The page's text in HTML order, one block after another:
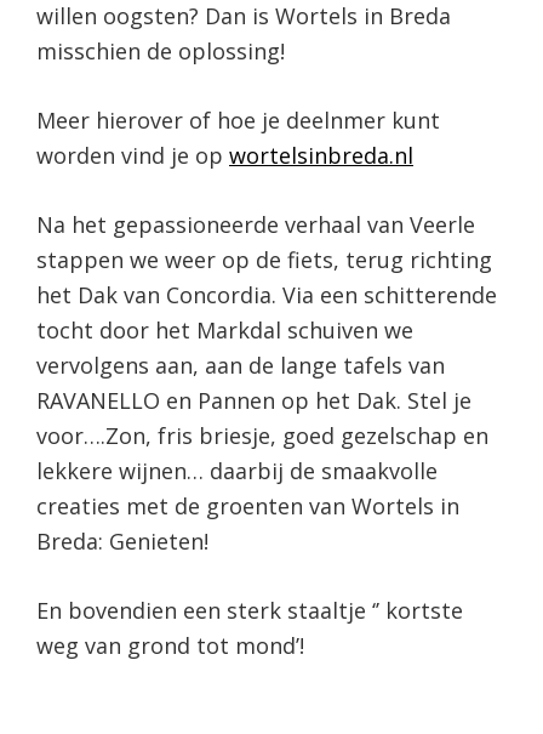
willen oogsten? Dan is Wortels in Breda
misschien de oplossing!
Meer hierover of hoe je deelnmer kunt
worden vind je op wortelsinbreda.nl
Na het gepassioneerde verhaal van Veerle
stappen we weer op de fiets, terug richting
het Dak van Concordia. Via een schitterende
tocht door het Markdal schuiven we
vervolgens aan, aan de lange tafels van
RAVANELLO en Pannen op het Dak. Stel je
voor….Zon, fris briesje, goed gezelschap en
lekkere wijnen… daarbij de smaakvolle
creaties met de groenten van Wortels in
Breda: Genieten!
En bovendien een sterk staaltje ‘’ kortste
weg van grond tot mond’!